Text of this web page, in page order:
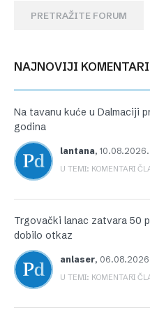
PRETRAŽITE FORUM
NAJNOVIJI KOMENTARI
Na tavanu kuće u Dalmaciji
godina
lantana, 10.08.2026.
U TEMI: KOMENTARI
Trgovački lanac zatvara 50
dobilo otkaz
anlaser,
U TEMI: KOMENTARI